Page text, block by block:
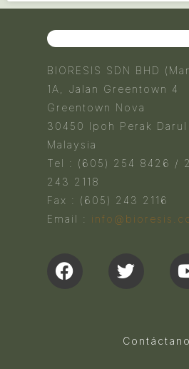
BIORESIS SDN BHD
1A, Jalan Greentown 4
Greentown Nova
30450 Ipoh Perak Darul
Malaysia
Tel : (605) 254 8426 /
243 2118
Fax : (605) 243 2116
Email :